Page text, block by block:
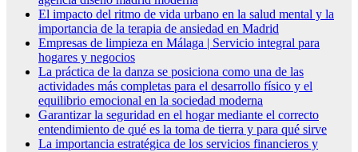
El impacto del ritmo de vida urbano en la salud mental y la
importancia de la terapia de ansiedad en Madrid
Empresas de limpieza en Málaga | Servicio integral para
hogares y negocios
La práctica de la danza se posiciona como una de las
actividades más completas para el desarrollo físico y el
equilibrio emocional en la sociedad moderna
Garantizar la seguridad en el hogar mediante el correcto
entendimiento de qué es la toma de tierra y para qué sirve
La importancia estratégica de los servicios financieros y